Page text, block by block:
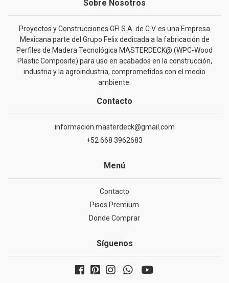
Sobre Nosotros
Proyectos y Construcciones GFI S.A. de C.V. es una Empresa
Mexicana parte del Grupo Felix dedicada a la fabricación de
Perfiles de Madera Tecnológica MASTERDECK@ (WPC-Wood
Plastic Composite) para uso en acabados en la construcción,
industria y la agroindustria, comprometidos con el medio
ambiente.
Contacto
informacion.masterdeck@gmail.com
+52 668 3962683
Menú
Contacto
Pisos Premium
Donde Comprar
Síguenos